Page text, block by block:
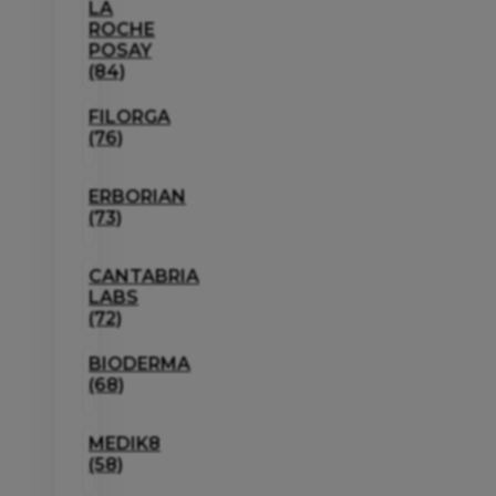
LA
ROCHE
POSAY
(84)
FILORGA
(76)
ERBORIAN
(73)
CANTABRIA
LABS
(72)
BIODERMA
(68)
MEDIK8
(58)